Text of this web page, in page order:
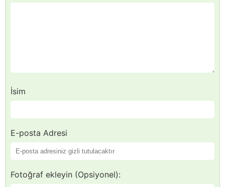
İsim
E-posta Adresi
Fotoğraf ekleyin (Opsiyonel):